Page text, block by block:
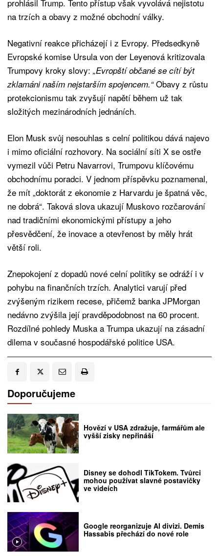
prohlásil Trump. Tento přístup však vyvolává nejistotu
na trzích a obavy z možné obchodní války.
Negativní reakce přicházejí i z Evropy. Předsedkyně
Evropské komise Ursula von der Leyenová kritizovala
Trumpovy kroky slovy: „Evropští občané se cítí být
zklamáni naším nejstarším spojencem.“Obavy z růstu
protekcionismu tak zvyšují napětí během už tak
složitých mezinárodních jednáních.
Elon Musk svůj nesouhlas s celní politikou dává najevo
i mimo oficiální rozhovory. Na sociální síti X se ostře
vymezil vůči Petru Navarrovi, Trumpovu klíčovému
obchodnímu poradci. V jednom příspěvku poznamenal,
že mít „doktorát z ekonomie z Harvardu je špatná věc,
ne dobrá“. Taková slova ukazují Muskovo rozčarování
nad tradičními ekonomickými přístupy a jeho
přesvědčení, že inovace a otevřenost by měly hrát
větší roli.
Znepokojení z dopadů nové celní politiky se odráží i v
pohybu na finančních trzích. Analytici varují před
zvýšeným rizikem recese, přičemž banka JPMorgan
nedávno zvýšila její pravděpodobnost na 60 procent.
Rozdílné pohledy Muska a Trumpa ukazují na zásadní
dilema v současné hospodářské politice USA.
Doporučujeme
Hovězí v USA zdražuje, farmářům ale
vyšší zisky nepřináší
Disney se dohodl TikTokem. Tvůrci
mohou používat slavné postavičky
ve videích
Google reorganizuje AI divizi. Demis
Hassabis přechází do nové role